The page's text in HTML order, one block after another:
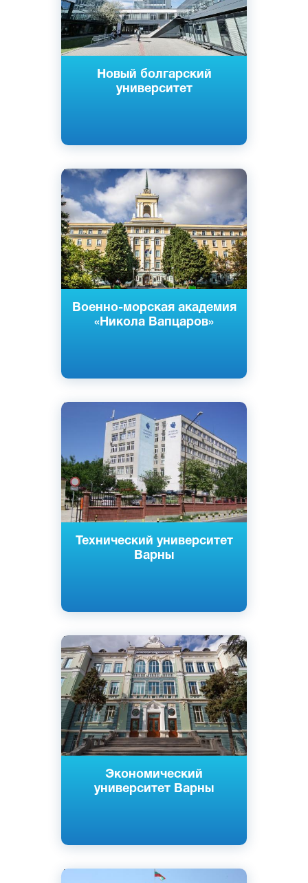
Новый болгарский
университет
Частный
Военно-морская академия
«Никола Вапцаров»
Английский
Болгарский
Варна, Болгария
Государственный
Технический университет
Варны
Английский
Болгарский
Варна, Болгария
Государственный
Экономический
университет Варны
Английский
Болгарский
Варна, Болгария
Государственный
Английский